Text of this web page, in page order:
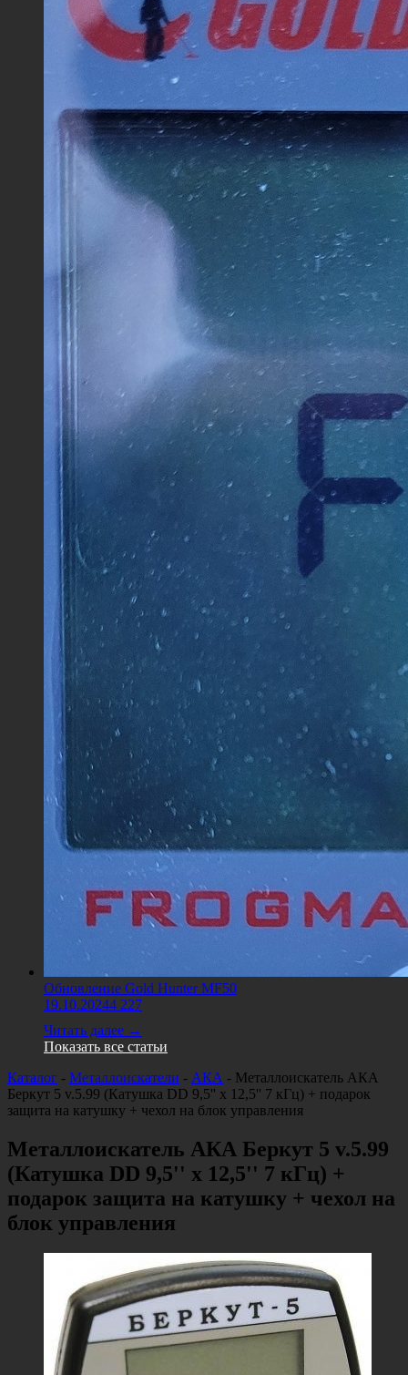
Обновление Gold Hunter MF50
19.10.20244 227
Читать далее →
Показать все статьи
Каталог - Металлоискатели - АКА - Металлоискатель АКА
Беркут 5 v.5.99 (Катушка DD 9,5'' х 12,5'' 7 кГц) + подарок
защита на катушку + чехол на блок управления
Металлоискатель АКА Беркут 5 v.5.99
(Катушка DD 9,5'' х 12,5'' 7 кГц) +
подарок защита на катушку + чехол на
блок управления